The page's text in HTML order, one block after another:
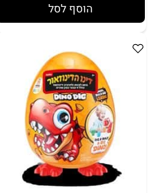
הוסף לסל